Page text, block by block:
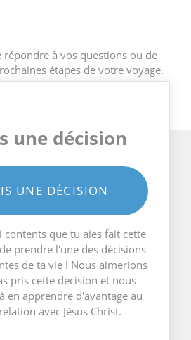
répondre à vos questions ou de
étapes de votre voyage.
une décision
UNE DÉCISION
contents que tu aies fait cette
prendre l'une des décisions
de ta vie ! Nous aimerions
pris cette décision et nous
en apprendre d'avantage au
avec Jésus Christ.